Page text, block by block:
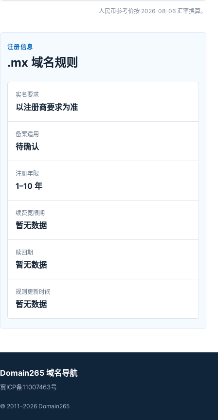
人民币参考价按 2026-08-06 汇率换算。
注册信息
.mx 域名规则
实名要求
以注册商要求为准
备案适用
待确认
注册年限
1–10 年
续费宽限期
暂无数据
赎回期
暂无数据
规则更新时间
暂无数据
Domain265 域名导航
冀ICP备11007463号
© 2011–2026 Domain265